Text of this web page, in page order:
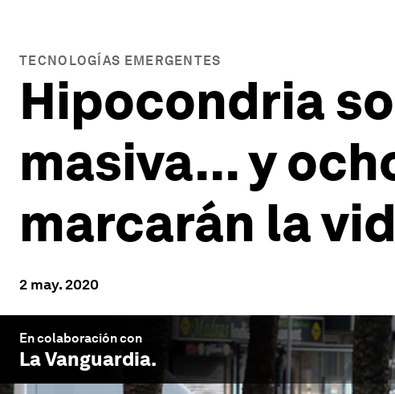
TECNOLOGÍAS EMERGENTES
Hipocondria
masiva... y
marcarán la
2 may. 2020
En colaboración con
La Vanguardia.